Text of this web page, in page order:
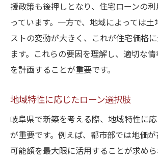
援政策も後押しとなり、住宅ローンの
っています。一方で、地域によっては
ストの変動が大きく、これが住宅価格
ます。これらの要因を理解し、適切な
を計画することが重要です。
地域特性に応じたローン選択肢
岐阜県で新築を考える際、地域特性に
が重要です。例えば、都市部では地価
可能額を最大限に活用することが求めら